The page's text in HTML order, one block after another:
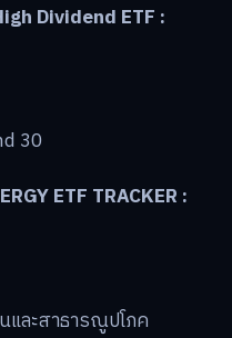
Dividend ETF :
30
ETF TRACKER :
และสาธารณูปโภค